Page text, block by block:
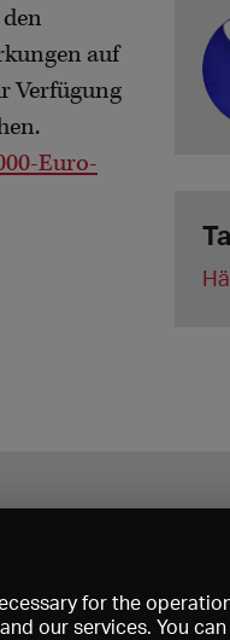
auf
Verfügung
Euro-
for the
our services. You